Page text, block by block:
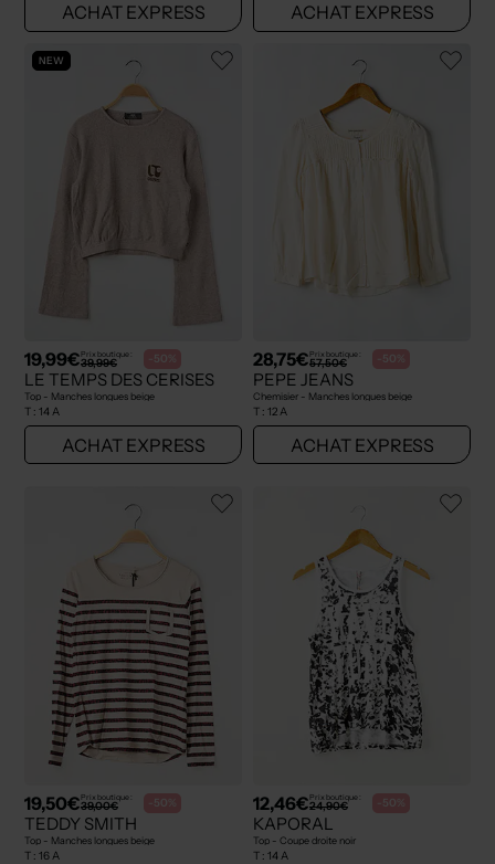
ACHAT EXPRESS ACHAT EXPRESS
NEW
19,99€Prix boutique :
39,99€ -50%
LE TEMPS DES CERISES
Top - Manches longues beige
T : 14 A
ACHAT EXPRESS
28,75€Prix boutique :
57,50€ -50%
PEPE JEANS
Chemisier - Manches longues beige
T : 12 A
ACHAT EXPRESS
19,50€Prix boutique :
39,00€ -50%
TEDDY SMITH
Top - Manches longues beige
T : 16 A
12,46€Prix boutique :
24,90€ -50%
KAPORAL
Top - Coupe droite noir
T : 14 A